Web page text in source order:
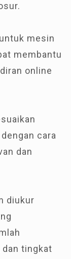
mesin
membantu
online
cara
dan
diukur
tingkat